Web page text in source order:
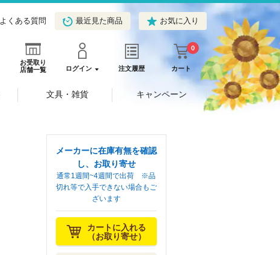
よくある質問 最近見た商品 お気に入り
お受取り
店舗一覧
ログイン 注文履歴 カート
0
文具・雑貨 キャンペーン
メーカーに在庫有無を確認
し、お取り寄せ
通常1週間~4週間で出荷 ※品
切れ等で入手できない場合もご
ざいます
カートに入れる
（お取り寄せ）